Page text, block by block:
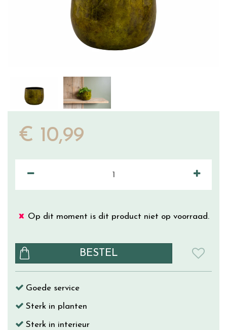
€ 10,99
Op dit moment is dit product niet op voorraad.
Goede service
Sterk in planten
Sterk in interieur